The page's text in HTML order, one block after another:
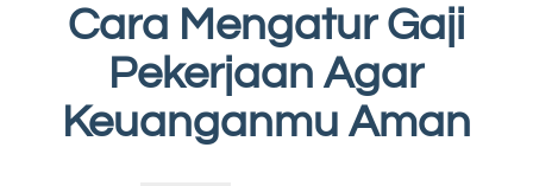
Cara Mengatur Gaji
Pekerjaan Agar
Keuanganmu Aman